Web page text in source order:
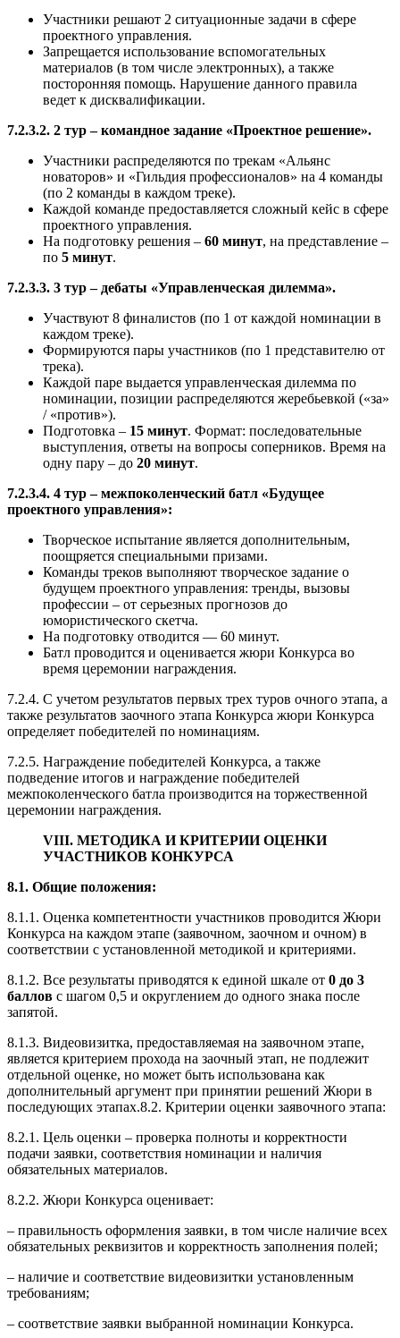
Участники решают 2 ситуационные задачи в сфере
проектного управления.
Запрещается использование вспомогательных
материалов (в том числе электронных), а также
посторонняя помощь. Нарушение данного правила
ведет к дисквалификации.
7.2.3.2. 2 тур – командное задание «Проектное решение».
Участники распределяются по трекам «Альянс
новаторов» и «Гильдия профессионалов» на 4 команды
(по 2 команды в каждом треке).
Каждой команде предоставляется сложный кейс в сфере
проектного управления.
На подготовку решения – 60 минут, на представление –
по 5 минут.
7.2.3.3. 3 тур – дебаты «Управленческая дилемма».
Участвуют 8 финалистов (по 1 от каждой номинации в
каждом треке).
Формируются пары участников (по 1 представителю от
трека).
Каждой паре выдается управленческая дилемма по
номинации, позиции распределяются жеребьевкой («за»
/ «против»).
Подготовка – 15 минут. Формат: последовательные
выступления, ответы на вопросы соперников. Время на
одну пару – до 20 минут.
7.2.3.4. 4 тур – межпоколенческий батл «Будущее
проектного управления»:
Творческое испытание является дополнительным,
поощряется специальными призами.
Команды треков выполняют творческое задание о
будущем проектного управления: тренды, вызовы
профессии – от серьезных прогнозов до
юмористического скетча.
На подготовку отводится — 60 минут.
Батл проводится и оценивается жюри Конкурса во
время церемонии награждения.
7.2.4. С учетом результатов первых трех туров очного этапа, а
также результатов заочного этапа Конкурса жюри Конкурса
определяет победителей по номинациям.
7.2.5. Награждение победителей Конкурса, а также
подведение итогов и награждение победителей
межпоколенческого батла производится на торжественной
церемонии награждения.
VIII. МЕТОДИКА И КРИТЕРИИ ОЦЕНКИ
УЧАСТНИКОВ КОНКУРСА
8.1. Общие положения:
8.1.1. Оценка компетентности участников проводится Жюри
Конкурса на каждом этапе (заявочном, заочном и очном) в
соответствии с установленной методикой и критериями.
8.1.2. Все результаты приводятся к единой шкале от 0 до 3
баллов с шагом 0,5 и округлением до одного знака после
запятой.
8.1.3. Видеовизитка, предоставляемая на заявочном этапе,
является критерием прохода на заочный этап, не подлежит
отдельной оценке, но может быть использована как
дополнительный аргумент при принятии решений Жюри в
последующих этапах.8.2. Критерии оценки заявочного этапа:
8.2.1. Цель оценки – проверка полноты и корректности
подачи заявки, соответствия номинации и наличия
обязательных материалов.
8.2.2. Жюри Конкурса оценивает:
– правильность оформления заявки, в том числе наличие всех
обязательных реквизитов и корректность заполнения полей;
– наличие и соответствие видеовизитки установленным
требованиям;
– соответствие заявки выбранной номинации Конкурса.